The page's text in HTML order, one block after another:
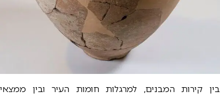
בין קירות המבנים, למרגלות חומות העיר ובין ממצאי